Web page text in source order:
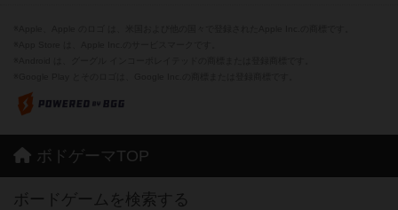
ボドゲーマTOP
ボードゲームを検索する